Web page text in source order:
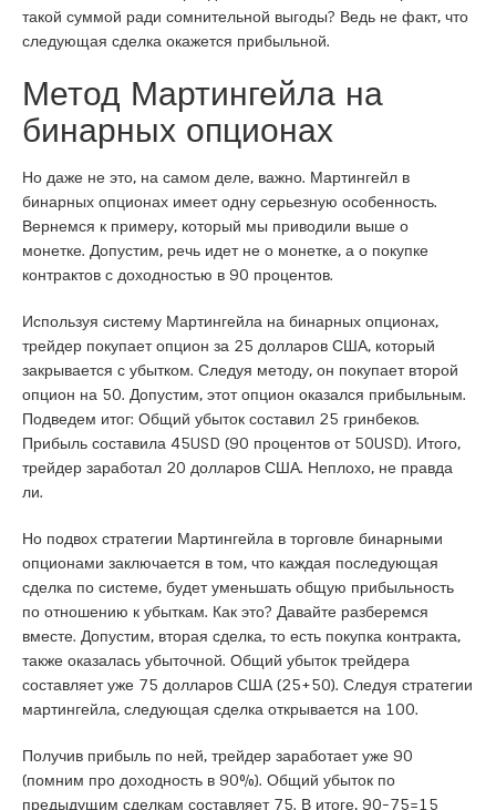
такой суммой ради сомнительной выгоды? Ведь не факт, что
следующая сделка окажется прибыльной.
Метод Мартингейла на
бинарных опционах
Но даже не это, на самом деле, важно. Мартингейл в
бинарных опционах имеет одну серьезную особенность.
Вернемся к примеру, который мы приводили выше о
монетке. Допустим, речь идет не о монетке, а о покупке
контрактов с доходностью в 90 процентов.
Используя систему Мартингейла на бинарных опционах,
трейдер покупает опцион за 25 долларов США, который
закрывается с убытком. Следуя методу, он покупает второй
опцион на 50. Допустим, этот опцион оказался прибыльным.
Подведем итог: Общий убыток составил 25 гринбеков.
Прибыль составила 45USD (90 процентов от 50USD). Итого,
трейдер заработал 20 долларов США. Неплохо, не правда
ли.
Но подвох стратегии Мартингейла в торговле бинарными
опционами заключается в том, что каждая последующая
сделка по системе, будет уменьшать общую прибыльность
по отношению к убыткам. Как это? Давайте разберемся
вместе. Допустим, вторая сделка, то есть покупка контракта,
также оказалась убыточной. Общий убыток трейдера
составляет уже 75 долларов США (25+50). Следуя стратегии
мартингейла, следующая сделка открывается на 100.
Получив прибыль по ней, трейдер заработает уже 90
(помним про доходность в 90%). Общий убыток по
предыдущим сделкам составляет 75. В итоге, 90-75=15